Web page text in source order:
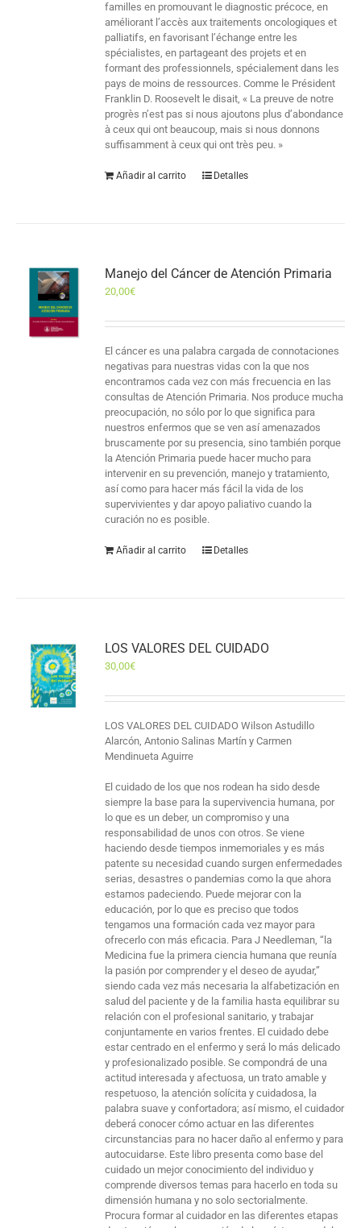
familles en promouvant le diagnostic précoce, en
améliorant l’accès aux traitements oncologiques et
palliatifs, en favorisant l’échange entre les
spécialistes, en partageant des projets et en
formant des professionnels, spécialement dans les
pays de moins de ressources. Comme le Président
Franklin D. Roosevelt le disait, « La preuve de notre
progrès n’est pas si nous ajoutons plus d’abondance
à ceux qui ont beaucoup, mais si nous donnons
suffisamment à ceux qui ont très peu. »
Añadir al carrito Detalles
Manejo del Cáncer de Atención Primaria
20,00€
El cáncer es una palabra cargada de connotaciones
negativas para nuestras vidas con la que nos
encontramos cada vez con más frecuencia en las
consultas de Atención Primaria. Nos produce mucha
preocupación, no sólo por lo que significa para
nuestros enfermos que se ven así amenazados
bruscamente por su presencia, sino también porque
la Atención Primaria puede hacer mucho para
intervenir en su prevención, manejo y tratamiento,
así como para hacer más fácil la vida de los
supervivientes y dar apoyo paliativo cuando la
curación no es posible.
Añadir al carrito Detalles
LOS VALORES DEL CUIDADO
30,00€
LOS VALORES DEL CUIDADO Wilson Astudillo
Alarcón, Antonio Salinas Martín y Carmen
Mendinueta Aguirre
El cuidado de los que nos rodean ha sido desde
siempre la base para la supervivencia humana, por
lo que es un deber, un compromiso y una
responsabilidad de unos con otros. Se viene
haciendo desde tiempos inmemoriales y es más
patente su necesidad cuando surgen enfermedades
serias, desastres o pandemias como la que ahora
estamos padeciendo. Puede mejorar con la
educación, por lo que es preciso que todos
tengamos una formación cada vez mayor para
ofrecerlo con más eficacia. Para J Needleman, “la
Medicina fue la primera ciencia humana que reunía
la pasión por comprender y el deseo de ayudar,”
siendo cada vez más necesaria la alfabetización en
salud del paciente y de la familia hasta equilibrar su
relación con el profesional sanitario, y trabajar
conjuntamente en varios frentes. El cuidado debe
estar centrado en el enfermo y será lo más delicado
y profesionalizado posible. Se compondrá de una
actitud interesada y afectuosa, un trato amable y
respetuoso, la atención solícita y cuidadosa, la
palabra suave y confortadora; así mismo, el cuidador
deberá conocer cómo actuar en las diferentes
circunstancias para no hacer daño al enfermo y para
autocuidarse. Este libro presenta como base del
cuidado un mejor conocimiento del individuo y
comprende diversos temas para hacerlo en toda su
dimensión humana y no solo sectorialmente.
Procura formar al cuidador en las diferentes etapas